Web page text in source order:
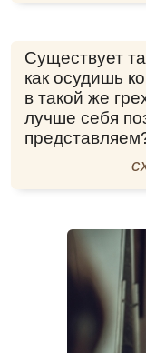
Существует
как осудишь
в такой же
лучше себя